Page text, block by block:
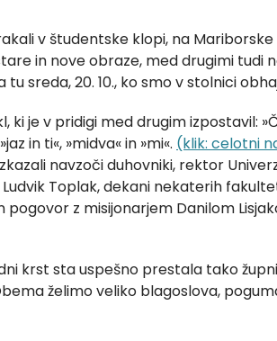
v študentske klopi, na
in nove obraze, med drugimi tudi
sreda, 20. 10., ko smo v stolnici
ki je v pridigi med drugim izpostavil:
in ti«, »midva« in »mi«. (klik: celotni
navzoči duhovniki, rektor
Toplak, dekani nekaterih
z misijonarjem Danilom
krst sta uspešno prestala tako
želimo veliko blagoslova,